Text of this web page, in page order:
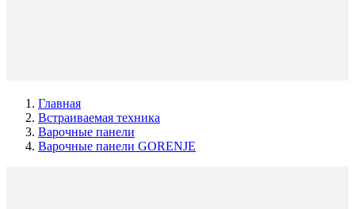
Главная
Встраиваемая техника
Варочные панели
Варочные панели GORENJE